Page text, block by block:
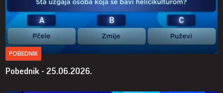
POBEDNIK
Pobednik - 25.06.2026.